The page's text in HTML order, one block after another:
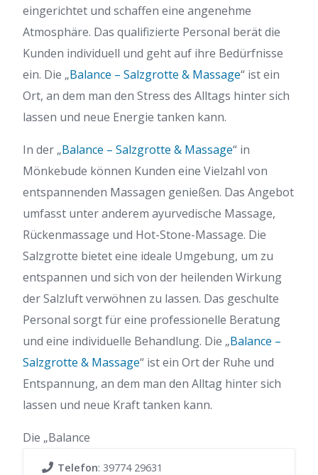
eingerichtet und schaffen eine angenehme
Atmosphäre. Das qualifizierte Personal berät die
Kunden individuell und geht auf ihre Bedürfnisse
ein. Die „Balance – Salzgrotte & Massage“ ist ein
Ort, an dem man den Stress des Alltags hinter sich
lassen und neue Energie tanken kann.
In der „Balance – Salzgrotte & Massage“ in
Mönkebude können Kunden eine Vielzahl von
entspannenden Massagen genießen. Das Angebot
umfasst unter anderem ayurvedische Massage,
Rückenmassage und Hot-Stone-Massage. Die
Salzgrotte bietet eine ideale Umgebung, um zu
entspannen und sich von der heilenden Wirkung
der Salzluft verwöhnen zu lassen. Das geschulte
Personal sorgt für eine professionelle Beratung
und eine individuelle Behandlung. Die „Balance –
Salzgrotte & Massage“ ist ein Ort der Ruhe und
Entspannung, an dem man den Alltag hinter sich
lassen und neue Kraft tanken kann.
Die „Balance
Telefon: 39774 29631